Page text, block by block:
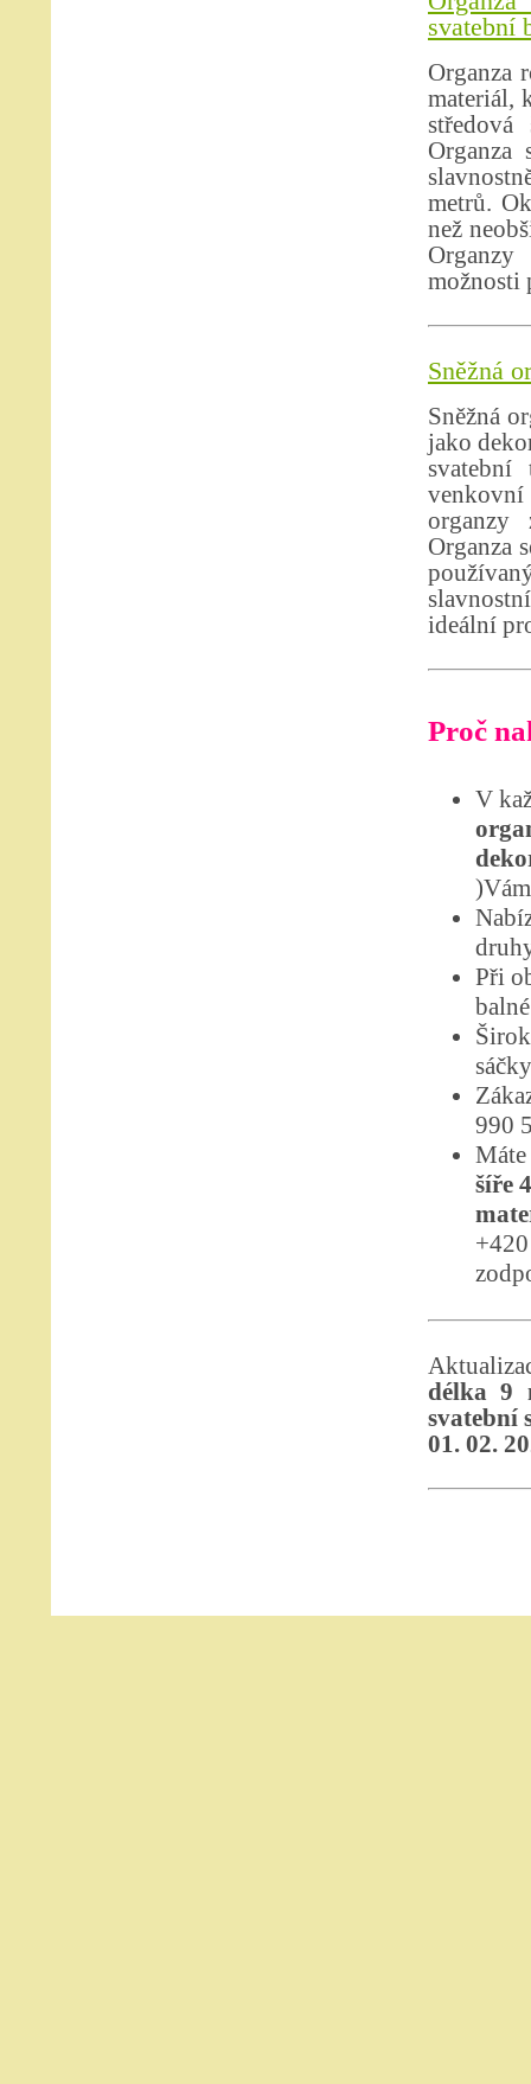
svatební
Organza
materiál,
Organza
metrů.
než
možnosti
Sněžná
Sněžná
jako
organzy
Organza
ideální
Proč
V
Při
990
šíře
délka 9
svatební
01. 02.